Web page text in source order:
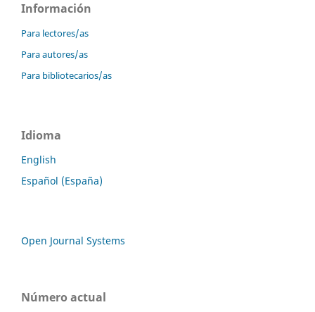
Información
Para lectores/as
Para autores/as
Para bibliotecarios/as
Idioma
English
Español (España)
Open Journal Systems
Número actual